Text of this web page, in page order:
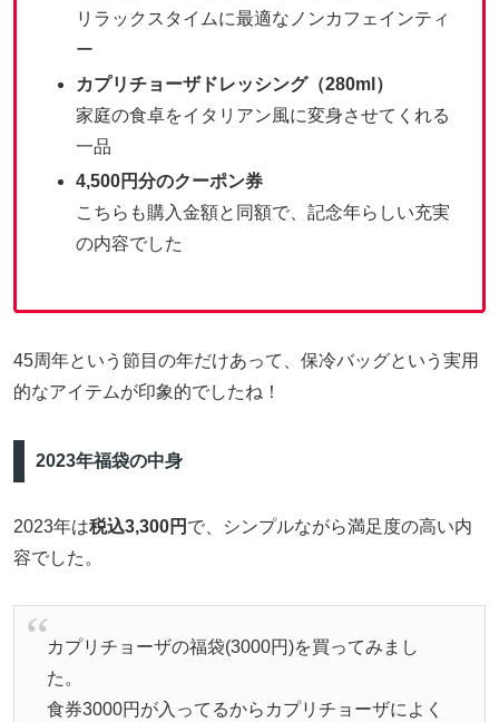
リラックスタイムに最適なノンカフェインティ
ー
カプリチョーザドレッシング（280ml）
家庭の食卓をイタリアン風に変身させてくれる
一品
4,500円分のクーポン券
こちらも購入金額と同額で、記念年らしい充実
の内容でした
45周年という節目の年だけあって、保冷バッグという実用
的なアイテムが印象的でしたね！
2023年福袋の中身
2023年は税込3,300円 で、シンプルながら満足度の高い内
容でした。
カプリチョーザの福袋(3000円)を買ってみまし
た。
食券3000円が入ってるからカプリチョーザによく